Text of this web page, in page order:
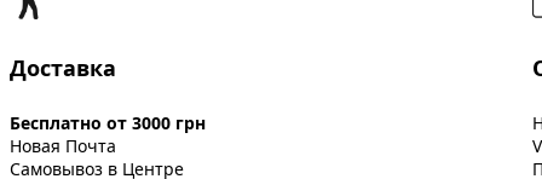
Доставка
Бесплатно от 3000 грн
Новая Почта
Самовывоз в Центре